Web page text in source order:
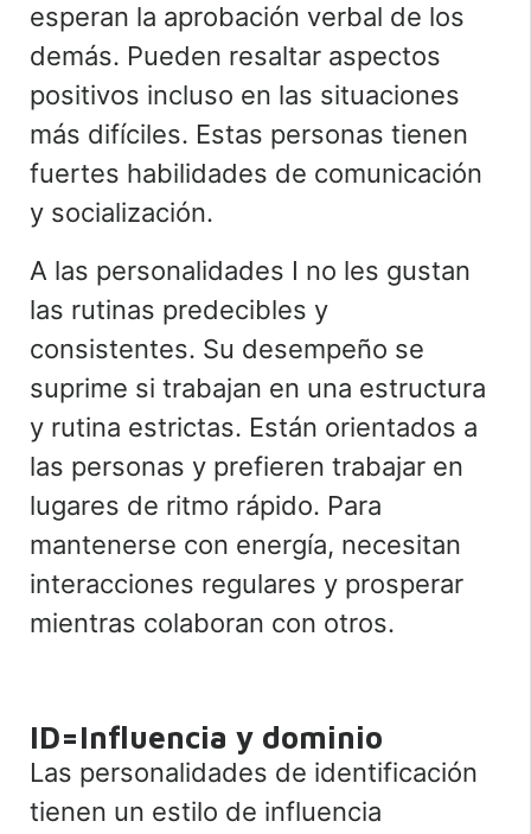
esperan la aprobación verbal de los
demás. Pueden resaltar aspectos
positivos incluso en las situaciones
más difíciles. Estas personas tienen
fuertes habilidades de comunicación
y socialización.
A las personalidades I no les gustan
las rutinas predecibles y
consistentes. Su desempeño se
suprime si trabajan en una estructura
y rutina estrictas. Están orientados a
las personas y prefieren trabajar en
lugares de ritmo rápido. Para
mantenerse con energía, necesitan
interacciones regulares y prosperar
mientras colaboran con otros.
ID=Influencia y dominio
Las personalidades de identificación
tienen un estilo de influencia